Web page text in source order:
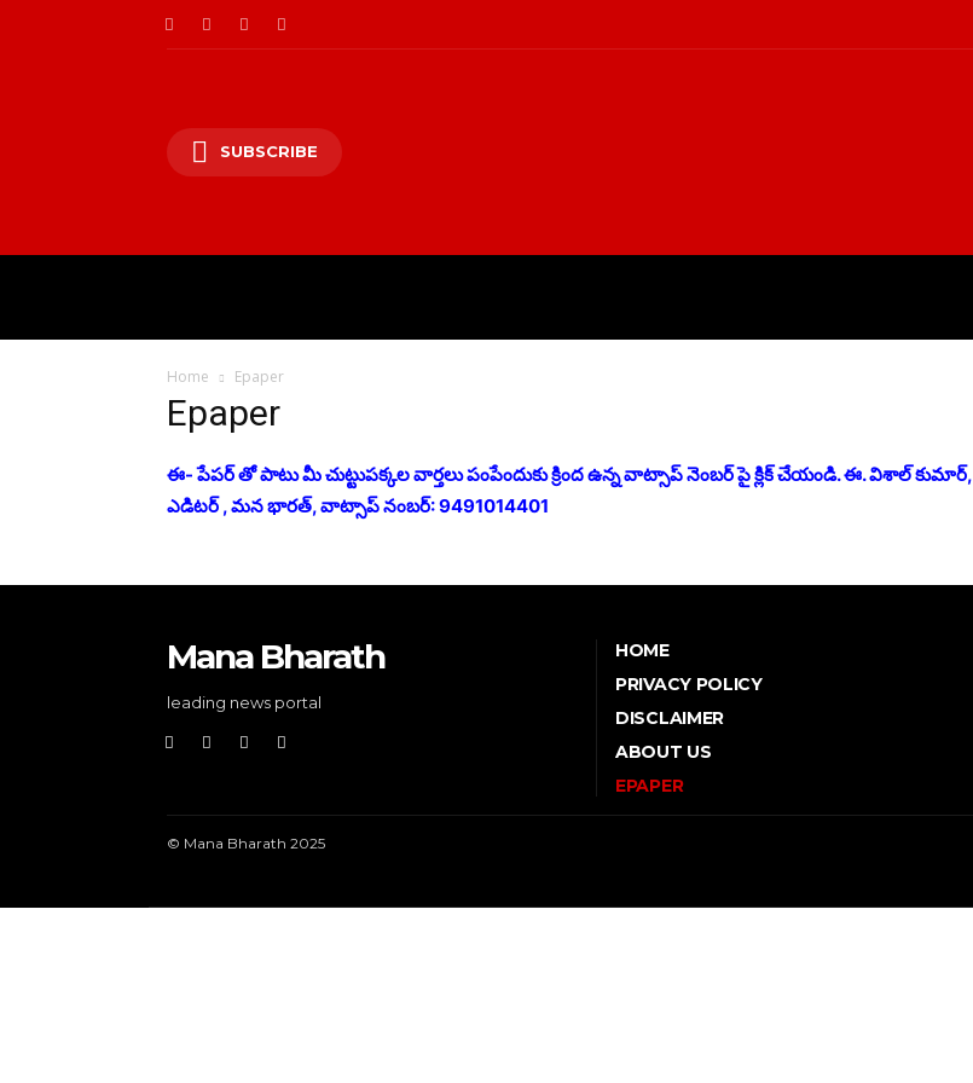
SUBSCRIBE
Home Epaper
Epaper
ఈ- పేపర్ తో పాటు మీ చుట్టుపక్కల వార్తలు పంపేందుకు క్రింద ఉన్న వాట్సాప్ నెంబర్ పై క్లిక్ చేయండి. ఈ. విశాల్ కుమార్,
ఎడిటర్ , మన భారత్, వాట్సాప్ నంబర్: 9491014401
Mana Bharath
leading news portal
HOME
PRIVACY POLICY
DISCLAIMER
ABOUT US
EPAPER
© Mana Bharath 2025